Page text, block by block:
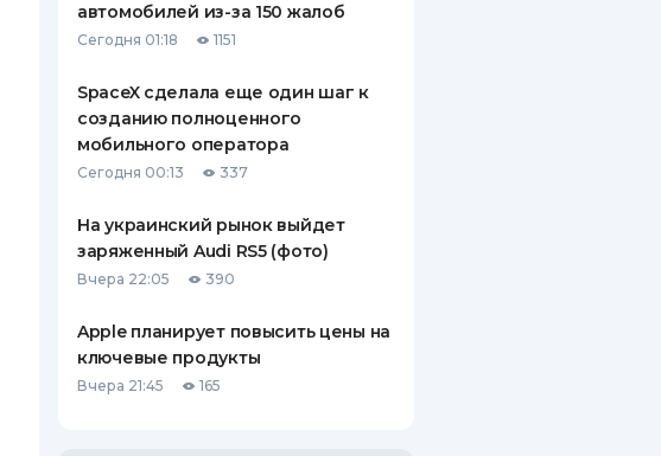
автомобилей из-за 150 жалоб
Сегодня 01:18 1151
SpaceX сделала еще один шаг к
созданию полноценного
мобильного оператора
Сегодня 00:13 337
На украинский рынок выйдет
заряженный Audi RS5 (фото)
Вчера 22:05 390
Apple планирует повысить цены на
ключевые продукты
Вчера 21:45 165